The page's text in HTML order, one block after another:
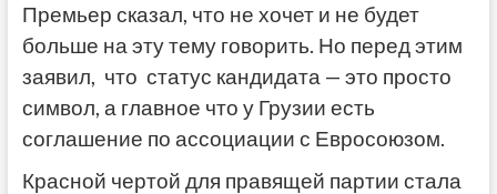
Премьер сказал, что не хочет и не будет
больше на эту тему говорить. Но перед этим
заявил, что статус кандидата — это просто
символ, а главное что у Грузии есть
соглашение по ассоциации с Евросоюзом.
Красной чертой для правящей партии стала